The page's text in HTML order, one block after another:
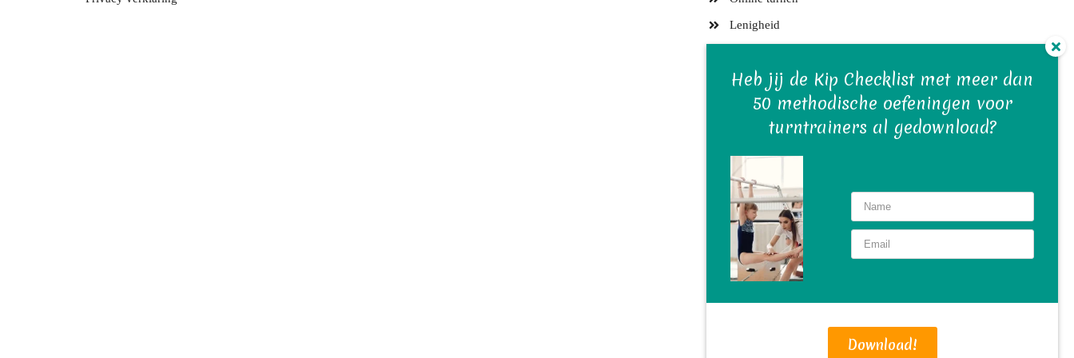
Lenigheid
Turnelementen
Kleuterlessen
Juryleden
Turnblessures
Turntrainers
Gymvereniging en bestuur
Turnwedstrijden
Turn(st)ers
Heb jij de Kip Checklist met meer dan
50 methodische oefeningen voor
turntrainers al gedownload?
Download!